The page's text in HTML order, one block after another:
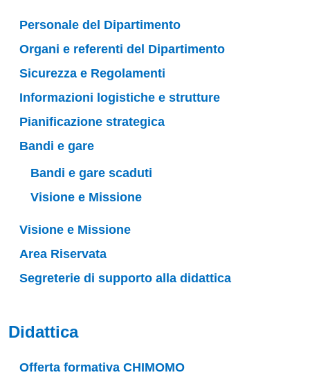
Personale del Dipartimento
Organi e referenti del Dipartimento
Sicurezza e Regolamenti
Informazioni logistiche e strutture
Pianificazione strategica
Bandi e gare
Bandi e gare scaduti
Visione e Missione
Visione e Missione
Area Riservata
Segreterie di supporto alla didattica
Didattica
Offerta formativa CHIMOMO